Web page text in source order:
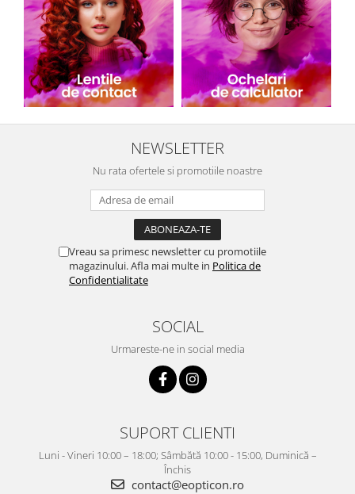
NEWSLETTER
Nu rata ofertele si promotiile noastre
Vreau sa primesc newsletter cu promotiile
magazinului. Afla mai multe in Politica de
Confidentialitate
SOCIAL
Urmareste-ne in social media
SUPORT CLIENTI
Luni - Vineri 10:00 – 18:00; Sâmbătă 10:00 - 15:00, Duminică –
Închis
contact@eopticon.ro